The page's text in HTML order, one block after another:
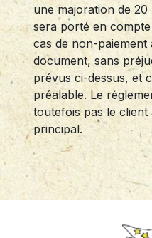
une majoration de
sera porté en
cas de non-paiement
document, sans
prévus ci-dessus, et
préalable. Le
toutefois pas le
principal.